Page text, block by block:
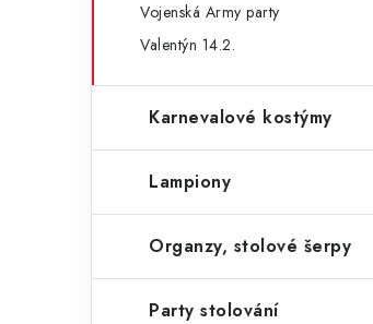
Vojenská Army party
Valentýn 14.2.
Karnevalové kostýmy
Lampiony
Organzy, stolové šerpy
Party stolování